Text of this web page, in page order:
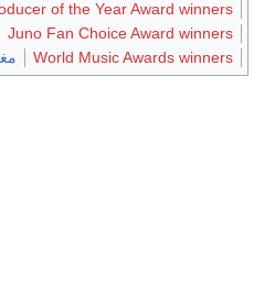
Producer of the Year Award winners
Juno Fan Choice Award winners
World Music Awards winners
مغنون